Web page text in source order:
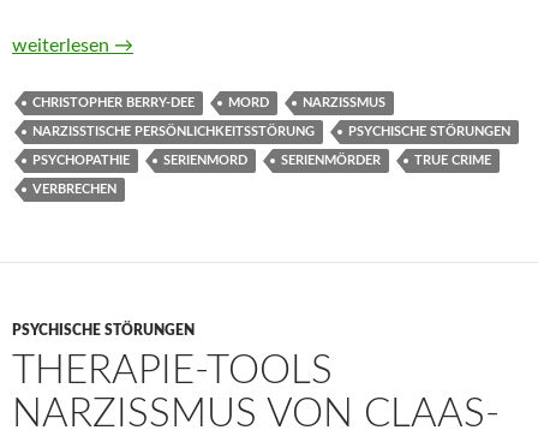
Wie Psychopathen denken von Christopher Berry-Dee
weiterlesen →
CHRISTOPHER BERRY-DEE MORD NARZISSMUS
NARZISSTISCHE PERSÖNLICHKEITSSTÖRUNG PSYCHISCHE STÖRUNGEN
PSYCHOPATHIE SERIENMORD SERIENMÖRDER TRUE CRIME
VERBRECHEN
PSYCHISCHE STÖRUNGEN
THERAPIE-TOOLS
NARZISSMUS VON CLAAS-